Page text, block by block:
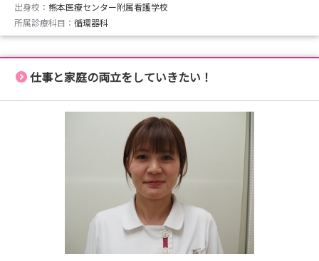
出身校： 熊本医療センター附属看護学校
所属診療科目： 循環器科
仕事と家庭の両立をしていきたい！